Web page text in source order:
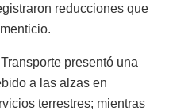
reducciones que
presentó una
a las alzas en
terrestres; mientras